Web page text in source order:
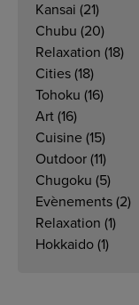
Kansai (21)
Chubu (20)
Relaxation (18)
Cities (18)
Tohoku (16)
Art (16)
Cuisine (15)
Outdoor (11)
Chugoku (5)
Evènements (2)
Relaxation (1)
Hokkaido (1)